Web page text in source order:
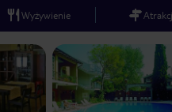
Wyżywienie